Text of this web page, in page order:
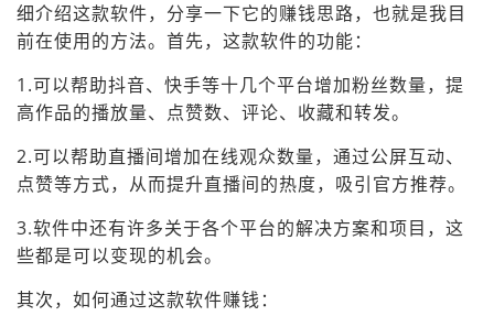
细介绍这款软件，分享一下它的赚钱思路，也就是我目
前在使用的方法。首先，这款软件的功能：
1.可以帮助抖音、快手等十几个平台增加粉丝数量，提
高作品的播放量、点赞数、评论、收藏和转发。
2.可以帮助直播间增加在线观众数量，通过公屏互动、
点赞等方式，从而提升直播间的热度，吸引官方推荐。
3.软件中还有许多关于各个平台的解决方案和项目，这
些都是可以变现的机会。
其次，如何通过这款软件赚钱：